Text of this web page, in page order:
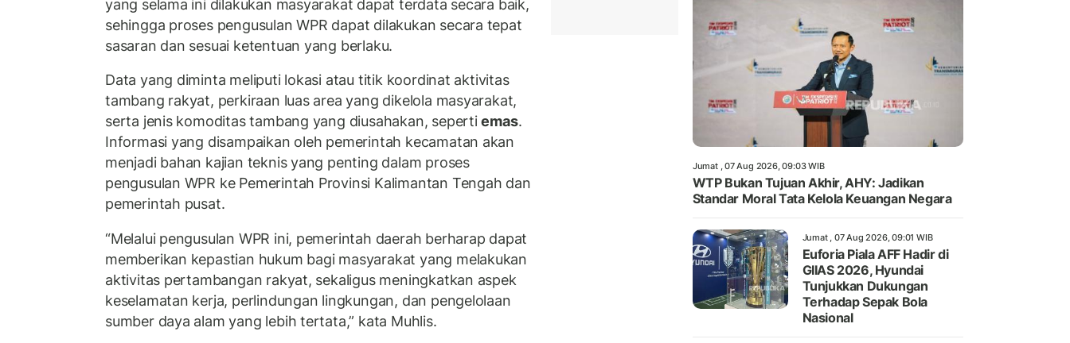
yang selama ini dilakukan masyarakat dapat terdata secara baik,
sehingga proses pengusulan WPR dapat dilakukan secara tepat
sasaran dan sesuai ketentuan yang berlaku.
Data yang diminta meliputi lokasi atau titik koordinat aktivitas
tambang rakyat, perkiraan luas area yang dikelola masyarakat,
serta jenis komoditas tambang yang diusahakan, sepertiemas.
Informasi yang disampaikan oleh pemerintah kecamatan akan
menjadi bahan kajian teknis yang penting dalam proses
pengusulan WPR ke Pemerintah Provinsi Kalimantan Tengah dan
pemerintah pusat.
“Melalui pengusulan WPR ini, pemerintah daerah berharap dapat
memberikan kepastian hukum bagi masyarakat yang melakukan
aktivitas pertambangan rakyat, sekaligus meningkatkan aspek
keselamatan kerja, perlindungan lingkungan, dan pengelolaan
sumber daya alam yang lebih tertata,” kata Muhlis.
Jumat , 07 Aug 2026, 09:03 WIB
WTP Bukan Tujuan Akhir, AHY: Jadikan
Standar Moral Tata Kelola Keuangan Negara
Jumat , 07 Aug 2026, 09:01 WIB
Euforia Piala AFF Hadir di
GIIAS 2026, Hyundai
Tunjukkan Dukungan
Terhadap Sepak Bola
Nasional